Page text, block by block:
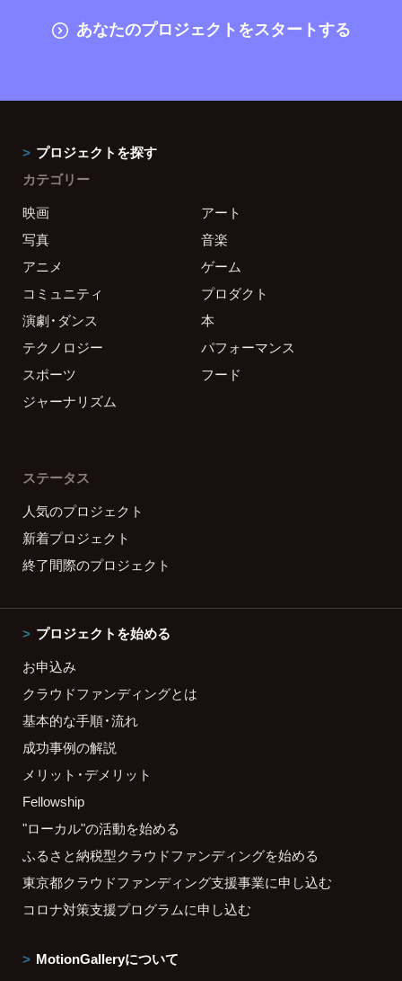
あなたのプロジェクトをスタートする
プロジェクトを探す
カテゴリー
映画
アート
写真
音楽
アニメ
ゲーム
コミュニティ
プロダクト
演劇・ダンス
本
テクノロジー
パフォーマンス
スポーツ
フード
ジャーナリズム
ステータス
人気のプロジェクト
新着プロジェクト
終了間際のプロジェクト
プロジェクトを始める
お申込み
クラウドファンディングとは
基本的な手順・流れ
成功事例の解説
メリット・デメリット
Fellowship
"ローカル"の活動を始める
ふるさと納税型クラウドファンディングを始める
東京都クラウドファンディング支援事業に申し込む
コロナ対策支援プログラムに申し込む
MotionGalleryについて